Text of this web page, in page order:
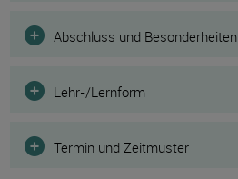
Abschluss und Besonderheiten
Lehr-/Lernform
Termin und Zeitmuster